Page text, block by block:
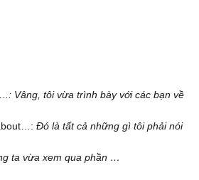
: Vâng, tôi vừa trình bày với các bạn về
Đó là tất cả những gì tôi phải nói
ta vừa xem qua phần …